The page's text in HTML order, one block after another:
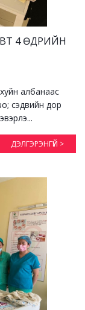
4 ӨДРИЙН
албанаас
сэдвийн дор
ДЭЛГЭРЭНГҮЙ >